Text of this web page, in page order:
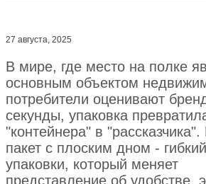
27 августа, 2025
В мире, где место на полке
основным объектом
потребители оценивают
секунды, упаковка
"контейнера" в
пакет с плоским дном -
упаковки, который меняет
представление об удобстве,